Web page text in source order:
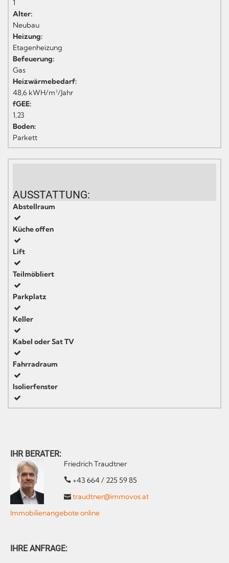
1
Alter:
Neubau
Heizung:
Etagenheizung
Befeuerung:
Gas
Heizwärmebedarf:
48,6 kWH/m²/Jahr
fGEE:
1,23
Boden:
Parkett
AUSSTATTUNG:
Abstellraum
Küche offen
Lift
Teilmöbliert
Parkplatz
Keller
Kabel oder Sat TV
Fahrradraum
Isolierfenster
IHR BERATER:
Friedrich Traudtner
+43 664 / 225 59 85
traudtner@immovos.at
Immobilienangebote online
IHRE ANFRAGE: